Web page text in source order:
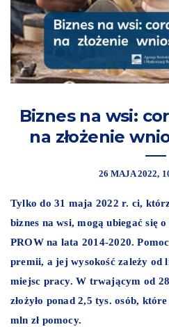
Biznes na wsi:
na złożenie
26 MAJA 2022
Tylko do 31 maja 2022 r. ci,
biznes na wsi, mogą ubiegać się
PROW na lata 2014-2020.
premii, a jej wysokość zależy od
miejsc pracy. W trwającym od
złożyło ponad 2,5 tys. osób,
mln zł pomocy.